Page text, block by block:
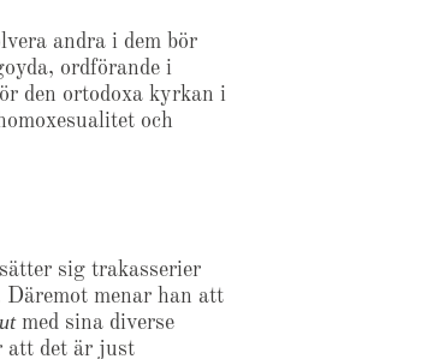
andra i dem bör
ordförande i
den ortodoxa kyrkan i
och
sig trakasserier
Däremot menar han att
med sina diverse
att det är just